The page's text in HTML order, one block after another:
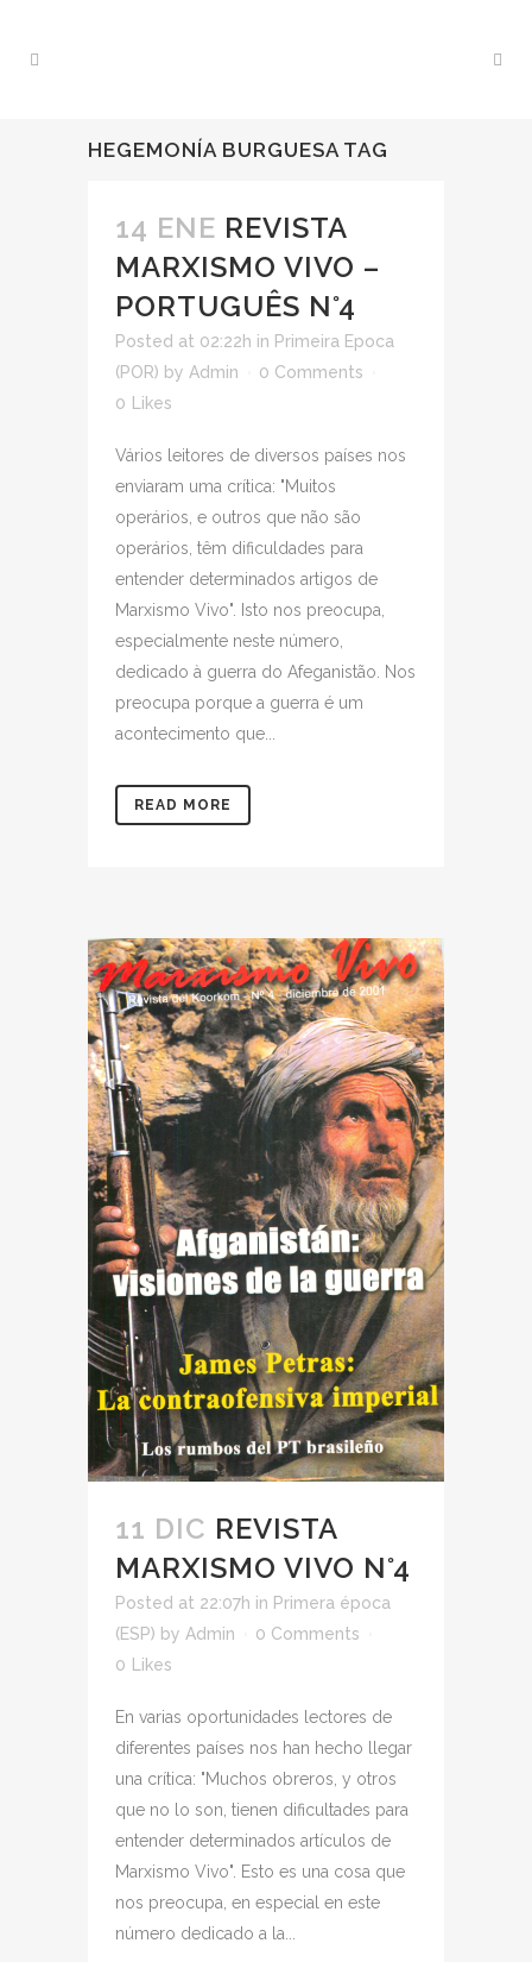
HEGEMONÍA BURGUESA TAG
14 ENE REVISTA
MARXISMO VIVO –
PORTUGUÊS N°4
Posted at 02:22h in Primeira Epoca
(POR) by Admin
0 Comments
0
Likes
Vários leitores de diversos países nos
enviaram uma crítica: "Muitos
operários, e outros que não são
operários, têm dificuldades para
entender determinados artigos de
Marxismo Vivo". Isto nos preocupa,
especialmente neste número,
dedicado à guerra do Afeganistão. Nos
preocupa porque a guerra é um
acontecimento que...
READ MORE
11 DIC REVISTA
MARXISMO VIVO N°4
Posted at 22:07h in Primera época
(ESP) by Admin
0 Comments
0
Likes
En varias oportunidades lectores de
diferentes países nos han hecho llegar
una crítica: "Muchos obreros, y otros
que no lo son, tienen dificultades para
entender determinados artículos de
Marxismo Vivo". Esto es una cosa que
nos preocupa, en especial en este
número dedicado a la...